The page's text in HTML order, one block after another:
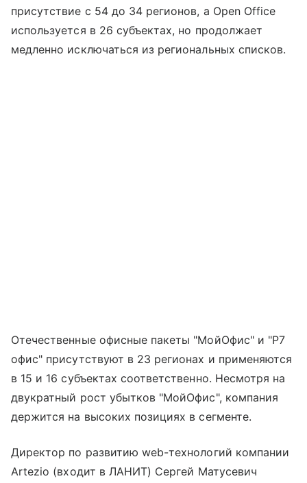
присутствие с 54 до 34 регионов, а Open Office
используется в 26 субъектах, но продолжает
медленно исключаться из региональных списков.
Отечественные офисные пакеты "МойОфис" и "Р7
офис" присутствуют в 23 регионах и применяются
в 15 и 16 субъектах соответственно. Несмотря на
двукратный рост убытков "МойОфис", компания
держится на высоких позициях в сегменте.
Директор по развитию web-технологий компании
Artezio (входит в ЛАНИТ) Сергей Матусевич